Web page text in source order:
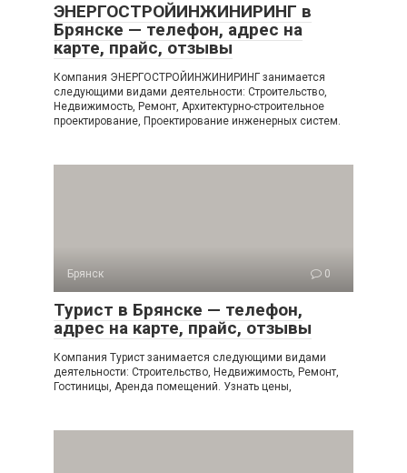
ЭНЕРГОСТРОЙИНЖИНИРИНГ в
Брянске — телефон, адрес на
карте, прайс, отзывы
Компания ЭНЕРГОСТРОЙИНЖИНИРИНГ занимается
следующими видами деятельности: Строительство,
Недвижимость, Ремонт, Архитектурно-строительное
проектирование, Проектирование инженерных систем.
Брянск 0
Турист в Брянске — телефон,
адрес на карте, прайс, отзывы
Компания Турист занимается следующими видами
деятельности: Строительство, Недвижимость, Ремонт,
Гостиницы, Аренда помещений. Узнать цены,